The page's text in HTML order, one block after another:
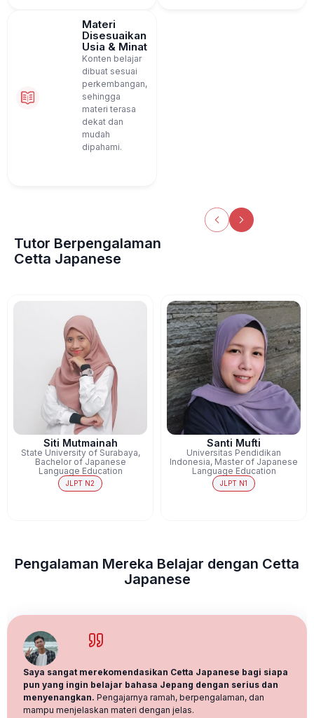
Materi
Disesuaikan
Usia & Minat
Konten belajar
dibuat sesuai
perkembangan,
sehingga
materi terasa
dekat dan
mudah
dipahami.
Tutor Berpengalaman
Cetta Japanese
Santi Mufti
Universitas Pendidikan
Indonesia, Master of Japanese
Language Education
JLPT N1
Fauzia Azizah Kusuma
Medical Doctor Professional
Program, Sriwijaya University
JLPT N1
Pengalaman Mereka Belajar dengan Cetta
Japanese
Sebelum mengikuti kelas ini, aku masih suka takut salah kalau
ngomong sama masih terbata-bata. Apalagi, sebagai kenshuusei
sendirian di Jepang dengan scope pekerjaan yang banyak
terlibat urusan profesional (meeting, dsb). Akhirnya coba cari